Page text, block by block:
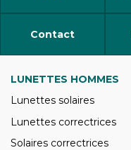
Contact
LUNETTES HOMMES
Lunettes solaires
Lunettes correctrices
Solaires correctrices